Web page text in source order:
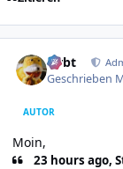
rtrbt
Geschrieben
AUTOR
Moin,
23 hours ago,